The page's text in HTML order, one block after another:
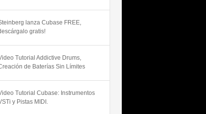
lanza Cubase FREE,
gratis!
Tutorial Addictive Drums,
de Baterías Sin Límites
Tutorial Cubase: Instrumentos
y Pistas MIDI.